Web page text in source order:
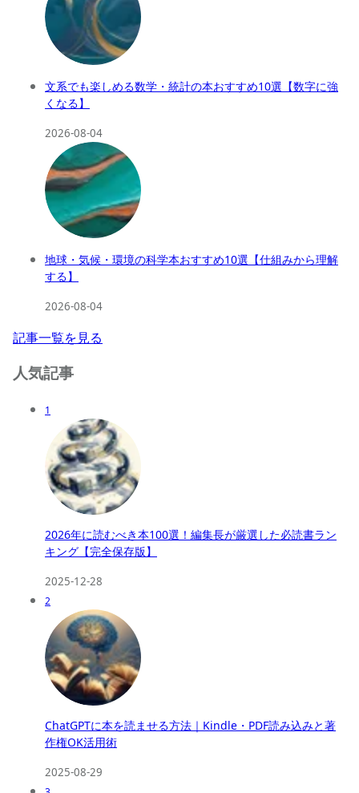
文系でも楽しめる数学・統計の本おすすめ10選【数字に強
くなる】
2026-08-04
地球・気候・環境の科学本おすすめ10選【仕組みから理解
する】
2026-08-04
記事一覧を見る
人気記事
1
2026年に読むべき本100選！編集長が厳選した必読書ラン
キング【完全保存版】
2025-12-28
2
ChatGPTに本を読ませる方法｜Kindle・PDF読み込みと著
作権OK活用術
2025-08-29